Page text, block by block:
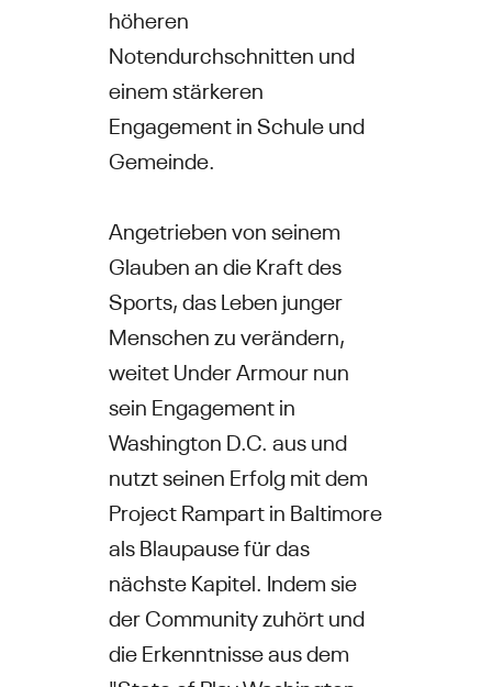
höheren
Notendurchschnitten und
einem stärkeren
Engagement in Schule und
Gemeinde.
Angetrieben von seinem
Glauben an die Kraft des
Sports, das Leben junger
Menschen zu verändern,
weitet Under Armour nun
sein Engagement in
Washington D.C. aus und
nutzt seinen Erfolg mit dem
Project Rampart in Baltimore
als Blaupause für das
nächste Kapitel. Indem sie
der Community zuhört und
die Erkenntnisse aus dem